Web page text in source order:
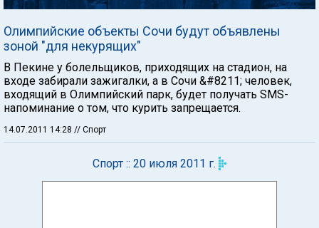
Олимпийские объекты Сочи будут объявлены
зоной "для некурящих"
В Пекине у болельщиков, приходящих на стадион, на
входе забирали зажигалки, а в Сочи &#8211; человек,
входящий в Олимпийский парк, будет получать SMS-
напоминание о том, что курить запрещается.
14.07.2011 14:28 // Спорт
Спорт :: 20 июля 2011 г.